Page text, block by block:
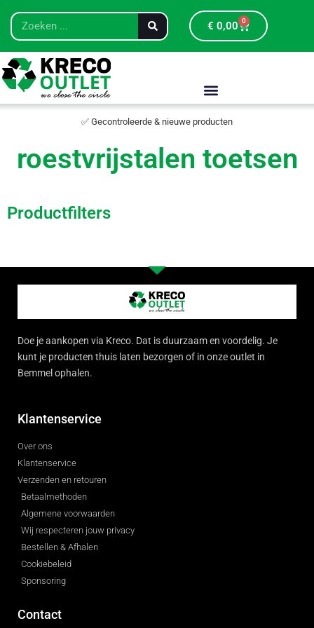
€ 0,00 0
✅ Gecontroleerde & nieuwe producten
roestvrijstalen toetsen
Productfilters
Doe je aankopen via Kreco. Dat is duurzaam en voordelig. Je
kunt je producten thuis laten bezorgen of in onze outlet in
Bemmel ophalen.
Klantenservice
Over ons
Klantenservice
Verzenden en retouren
Betaalmethoden
Algemene voorwaarden
Wij respecteren jouw privacy
Bestellen & Afhalen
Cookiebeleid
Sponsoring
Contact